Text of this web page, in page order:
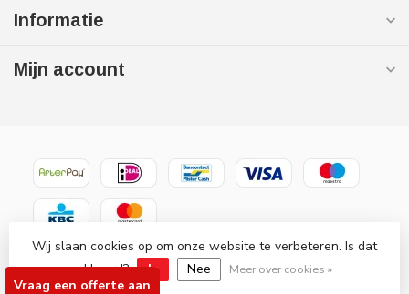
Vraag een offerte aan
Informatie
Mijn account
© Copyright 2026 Gaslooswonen .nl - Grootste in elektrische
verwarming Officiële Quality Heating
Wij slaan cookies op om onze website te verbeteren. Is dat
akkoord?
Ja Nee Meer over cookies »